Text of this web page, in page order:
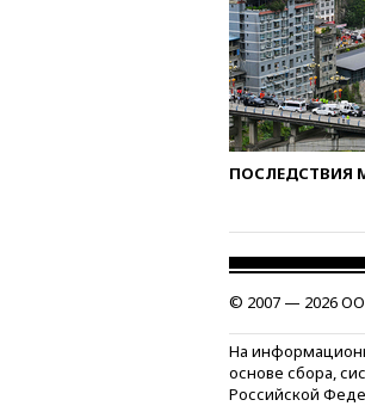
ПОСЛЕДСТВИЯ
© 2007 — 2026
На
основе сбора,
Российской